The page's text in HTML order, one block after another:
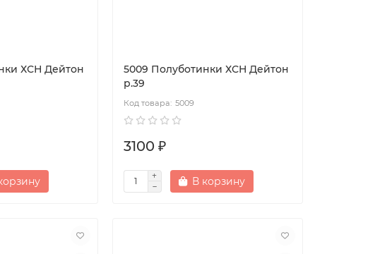
ХСН Дейтон
5009 Полуботинки ХСН Дейтон
р.39
5009
3100 ₽
В корзину